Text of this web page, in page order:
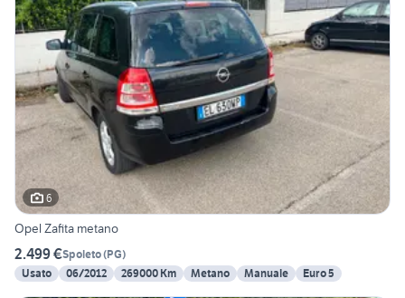
6
Opel Zafita metano
2.499 €Spoleto(PG)
Usato
06/2012 269000 Km Metano Manuale Euro 5